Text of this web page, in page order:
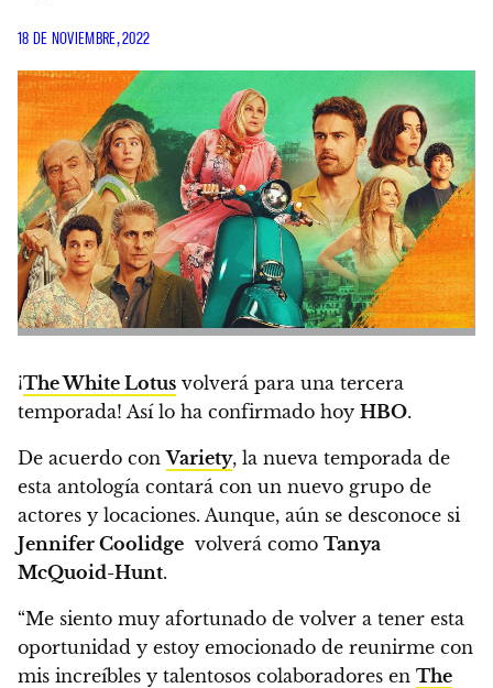
18 DE NOVIEMBRE, 2022
¡The White Lotus volverá para una tercera
temporada! Así lo ha confirmado hoy HBO.
De acuerdo conVariety, la nueva temporada de
esta antología contará con un nuevo grupo de
actores y locaciones. Aunque, aún se desconoce si
Jennifer Coolidge volverá como Tanya
McQuoid-Hunt.
“Me siento muy afortunado de volver a tener esta
oportunidad y estoy emocionado de reunirme con
mis increíbles y talentosos colaboradores en The